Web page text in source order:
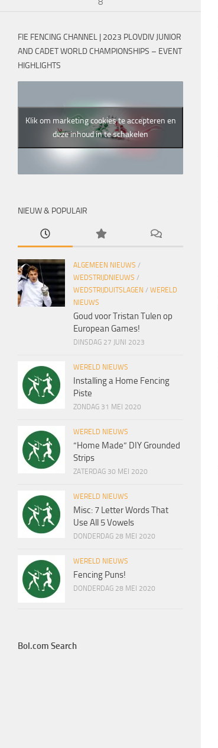
FIE FENCING CHANNEL | 2023 PLOVDIV JUNIOR
AND CADET WORLD CHAMPIONSHIPS – EVENT
HIGHLIGHTS
Klik om marketing cookies te accepteren en
deze inhoud in te schakelen
NIEUW & POPULAIR
ALGEMEEN NIEUWS /
WEDSTRIJDNIEUWS /
WEDSTRIJDUITSLAGEN / WERELD
NIEUWS
Goud voor Tristan Tulen op
European Games!
DINSDAG 27 JUNI 2023
WERELD NIEUWS
Installing a Home Fencing
Piste
ZONDAG 31 MEI 2020
WERELD NIEUWS
“Home Made” DIY Grounded
Strips
ZATERDAG 30 MEI 2020
WERELD NIEUWS
Misc: 7 Letter Words That
Use All 5 Vowels
DONDERDAG 28 MEI 2020
WERELD NIEUWS
Fencing Puns!
DONDERDAG 28 MEI 2020
Bol.com Search